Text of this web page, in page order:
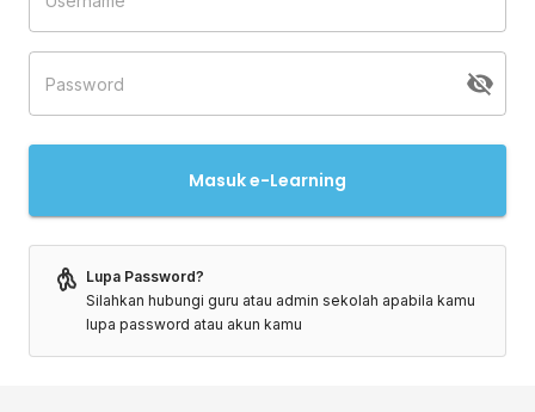
Masuk e-Learning
Lupa Password?
Silahkan hubungi guru atau admin sekolah apabila kamu
lupa password atau akun kamu